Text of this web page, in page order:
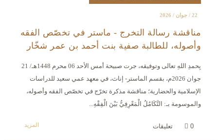
مناقشة رسالة التخرج - ماستر في تخصّص الفقه
وأصوله، للطالبة صفية بنت أحمد بن عمر شخّار
بِحمدِ اللهِ تعالى وتوفيقه، جرت صبيحة أمس الأحد 06 محرم 1448هـ/ 21
جوان 2026م، بقسم الماستر- إناث، في معهد عمي سعيد للدراسات
الإسلامية والحضارية؛ مناقشة مذكرة تخرّج في تخصّص الفقه وأصوله،
والموسومة بـ: التَّكَامُلُ الْمَعْرِفِيُّ بَيْنَ الْفِقْهِ...
المزيد 0 تعليقات